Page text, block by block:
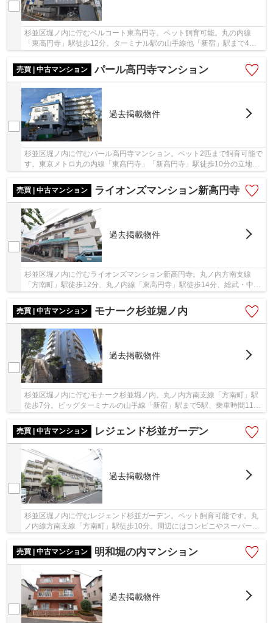
杉並区堀ノ内に佇むベルコート東高円寺。ペット飼育可能。丸の内線
「東高円寺」駅徒歩12分。ターミナル駅の山手線他「新宿」駅まで4
売買 | 中古マンション
パール高円寺マンション
過去掲載物件
杉並区堀ノ内に佇むパール高円寺マンション。ペット2匹まで飼育可能で
す。東京メトロ丸の内線「東高円寺」「新高円寺」駅徒歩10分の立地。
売買 | 中古マンション
ライオンズマンション新高円寺
過去掲載物件
杉並区堀ノ内に佇むライオンズマンション新高円寺。丸ノ内方南支線
「方南町」駅徒歩12分、丸ノ内線「東高円寺」駅徒歩14分、総武・中央
売買 | 中古マンション
モナーク杉並堀ノ内
過去掲載物件
杉並区堀ノ内に佇むモナーク杉並堀ノ内。丸ノ内方南支線「方南町」駅
徒歩7分。ビッグターミナルの山手線「新宿」駅まで5駅、乗車時間11分
でアクセス可能な利便性に富んだ立地です。平...
売買 | 中古マンション
レジェンド杉並ガーデン
過去掲載物件
杉並区堀ノ内に佇むレジェンド杉並ガーデン。ペット飼育可能です。丸
ノ内線方南支線「方南町」駅徒歩10分。周辺にはコンビニやスーパー、
売買 | 中古マンション
明和堀の内マンション
過去掲載物件